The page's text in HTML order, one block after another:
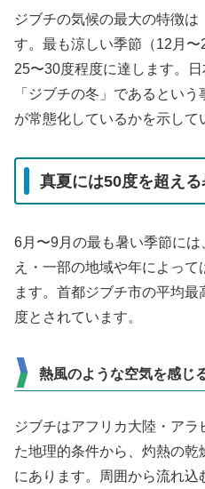
ジブチの気候の最大の特徴
す。最も涼しい季節（12月
25〜30度程度に達します。
「ジブチの冬」であるとい
が常態化しているかを示して
真夏には50度を超え
6月〜9月の最も暑い季節に
え・一部の地域や年によって
ます。首都ジブチ市の平均
度とされています。
熱風のような空気を感じ
ジブチはアフリカ大陸・ア
た地理的条件から、灼熱の
にあります。周囲から流れ